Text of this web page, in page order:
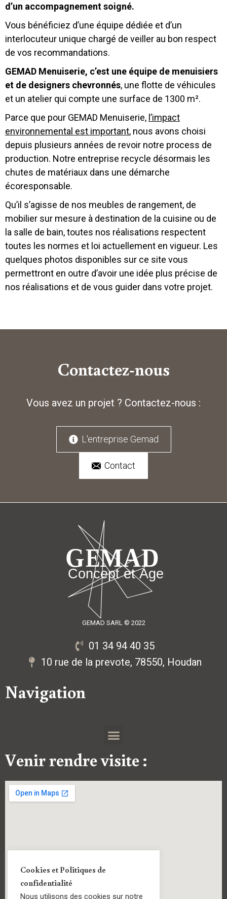
d’un accompagnement soigné.
Vous bénéficiez d’une équipe dédiée et d’un
interlocuteur unique chargé de veiller au bon respect
de vos recommandations.
GEMAD Menuiserie, c’est une équipe de menuisiers
et de designers chevronnés, une flotte de véhicules
et un atelier qui compte une surface de 1300 m².
Parce que pour GEMAD Menuiserie, l’impact
environnemental est important, nous avons choisi
depuis plusieurs années de revoir notre process de
production. Notre entreprise recycle désormais les
chutes de matériaux dans une démarche
écoresponsable.
Qu’il s’agisse de nos meubles de rangement, de
mobilier sur mesure à destination de la cuisine ou de
la salle de bain, toutes nos réalisations respectent
toutes les normes et loi actuellement en vigueur. Les
quelques photos disponibles sur ce site vous
permettront en outre d’avoir une idée plus précise de
nos réalisations et de vous guider dans votre projet.
Contactez-nous
Vous avez un projet ? Contactez-nous :
L'entreprise Gemad
Contact
GEMAD SARL © 2022
01 34 94 40 35
10 rue de la prevote, 78550, Houdan
Navigation
Venir rendre visite :
Cookies et Politiques de
confidentialité
Nous utilisons des cookies sur notre